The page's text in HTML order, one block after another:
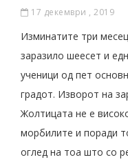
17 декември , 2019
Изминатите три
заразило шеесет и
ученици од пет
градот. Изворот на
Жолтицата не е
морбилите и поради
оглед на тоа што со